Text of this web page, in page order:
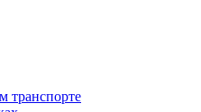
транспорте